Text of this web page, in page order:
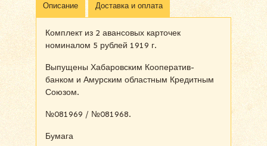
Описание Доставка и оплата
Комплект из 2 авансовых карточек
номиналом 5 рублей 1919 г.
Выпущены Хабаровским Кооператив-
банком и Амурским областным Кредитным
Союзом.
№081969 / №081968.
Бумага